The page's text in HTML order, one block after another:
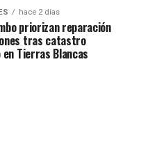
hace 2 días
priorizan reparación
tras catastro
en Tierras Blancas